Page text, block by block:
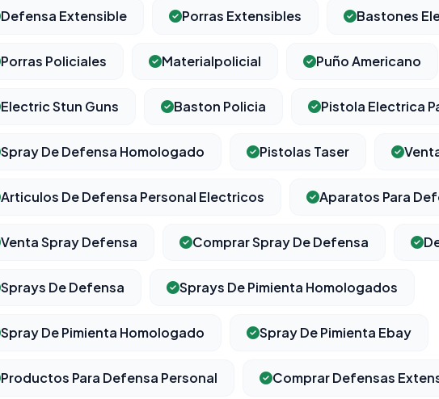
Defensa Extensible Porras Extensibles Bastones
Porras Policiales Materialpolicial Puño Americano
Electric Stun Guns Baston Policia Pistola Electrica
Spray De Defensa Homologado Pistolas Taser
Articulos De Defensa Personal Electricos Aparatos Para
Venta Spray Defensa Comprar Spray De Defensa
Sprays De Defensa Sprays De Pimienta Homologados
Spray De Pimienta Homologado Spray De Pimienta Ebay
Productos Para Defensa Personal Comprar Defensas
Nécessaires au fonctionnement du site : session, sécurité,
Cookies analytiques
anonymisées via Google Analytics.
Cookies marketing